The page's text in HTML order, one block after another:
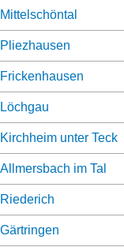
Mittelschöntal
Pliezhausen
Frickenhausen
Löchgau
Kirchheim unter Teck
Allmersbach im Tal
Riederich
Gärtringen